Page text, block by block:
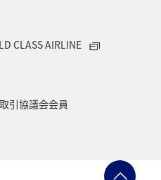
CLASS AIRLINE
引協議会会員